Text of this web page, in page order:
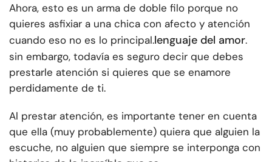
Ahora, esto es un arma de doble filo porque no
quieres asfixiar a una chica con afecto y atención
cuando eso no es lo principal.lenguaje del amor.
sin embargo, todavía es seguro decir que debes
prestarle atención si quieres que se enamore
perdidamente de ti.
Al prestar atención, es importante tener en cuenta
que ella (muy probablemente) quiera que alguien la
escuche, no alguien que siempre se interponga con